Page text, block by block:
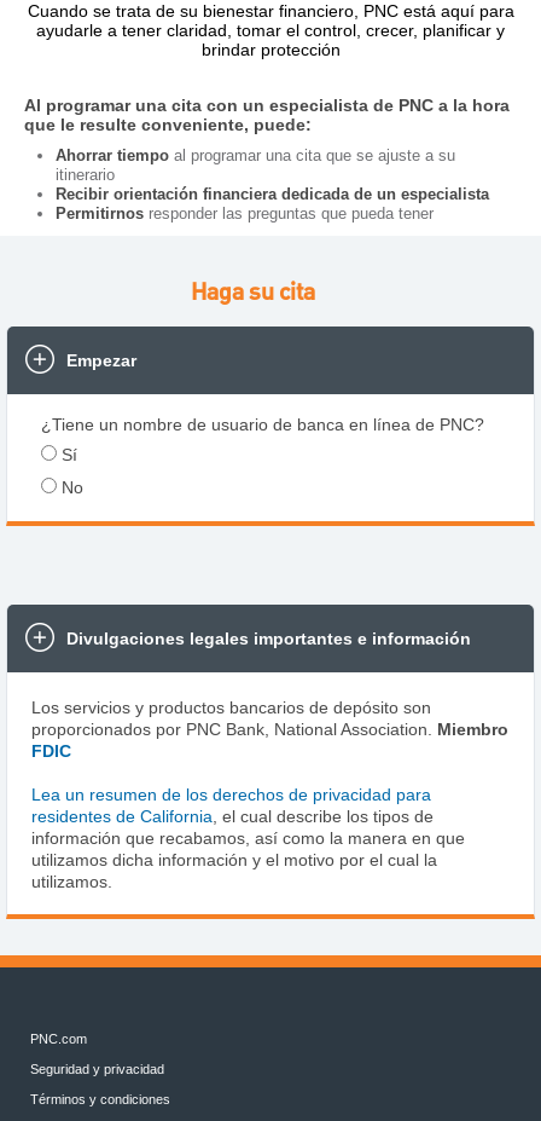
Cuando se trata de su bienestar financiero, PNC está aquí para
ayudarle a tener claridad, tomar el control, crecer, planificar y
brindar protección
Al programar una cita con un especialista de PNC a la hora
que le resulte conveniente, puede:
Ahorrar tiempoal programar una cita que se ajuste a su
itinerario
Recibir orientación financiera dedicada de un especialista
Permitirnosresponder las preguntas que pueda tener
Haga su cita
Empezar
¿Tiene un nombre de usuario de banca en línea de PNC?
Sí
No
Divulgaciones legales importantes e información
Los servicios y productos bancarios de depósito son
proporcionados por PNC Bank, National Association. Miembro
FDIC
Lea un resumen de los derechos de privacidad para
residentes de California, el cual describe los tipos de
información que recabamos, así como la manera en que
utilizamos dicha información y el motivo por el cual la
utilizamos.
PNC.com
Seguridad y privacidad
Términos y condiciones